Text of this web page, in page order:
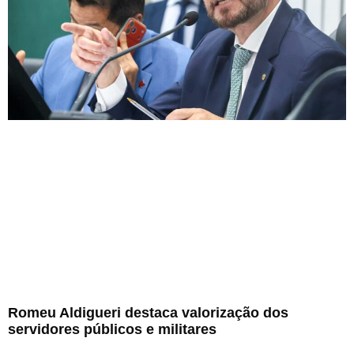
Romeu Aldigueri destaca valorização dos
servidores públicos e militares